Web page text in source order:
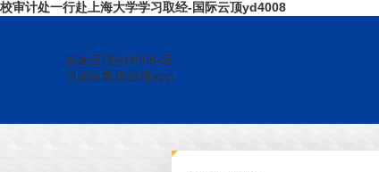
校审计处一行赴上海大学学习取经-国际云顶yd4008
国际云顶yd4008-云
顶国际集团游戏app